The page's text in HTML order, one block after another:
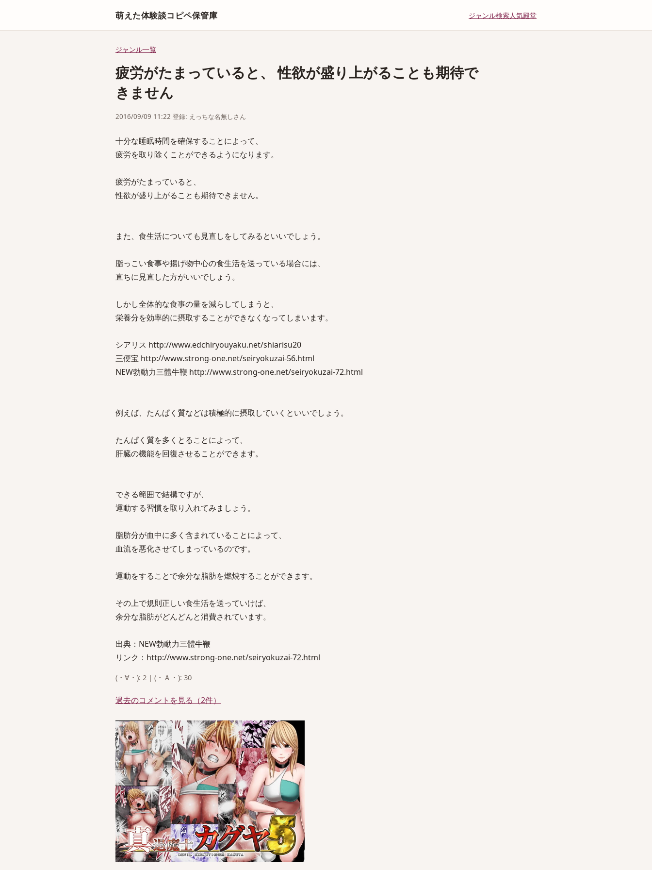
萌えた体験談コピペ保管庫 ジャンル検索人気殿堂
ジャンル一覧
疲労がたまっていると、 性欲が盛り上がることも期待で
きません
2016/09/09 11:22 登録: えっちな名無しさん
十分な睡眠時間を確保することによって、
疲労を取り除くことができるようになります。
疲労がたまっていると、
性欲が盛り上がることも期待できません。
また、食生活についても見直しをしてみるといいでしょう。
脂っこい食事や揚げ物中心の食生活を送っている場合には、
直ちに見直した方がいいでしょう。
しかし全体的な食事の量を減らしてしまうと、
栄養分を効率的に摂取することができなくなってしまいます。
シアリス http://www.edchiryouyaku.net/shiarisu20
三便宝 http://www.strong-one.net/seiryokuzai-56.html
NEW勃動力三體牛鞭 http://www.strong-one.net/seiryokuzai-72.html
例えば、たんぱく質などは積極的に摂取していくといいでしょう。
たんぱく質を多くとることによって、
肝臓の機能を回復させることができます。
できる範囲で結構ですが、
運動する習慣を取り入れてみましょう。
脂肪分が血中に多く含まれていることによって、
血流を悪化させてしまっているのです。
運動をすることで余分な脂肪を燃焼することができます。
その上で規則正しい食生活を送っていけば、
余分な脂肪がどんどんと消費されています。
出典：NEW勃動力三體牛鞭
リンク：http://www.strong-one.net/seiryokuzai-72.html
(・∀・): 2 | (・Ａ・): 30
過去のコメントを見る（2件）